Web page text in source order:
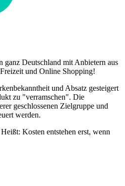
ganz Deutschland mit Anbietern aus
und Online Shopping!
und Absatz gesteigert
zu "verramschen". Die
geschlossenen Zielgruppe und
werden.
Kosten entstehen erst, wenn